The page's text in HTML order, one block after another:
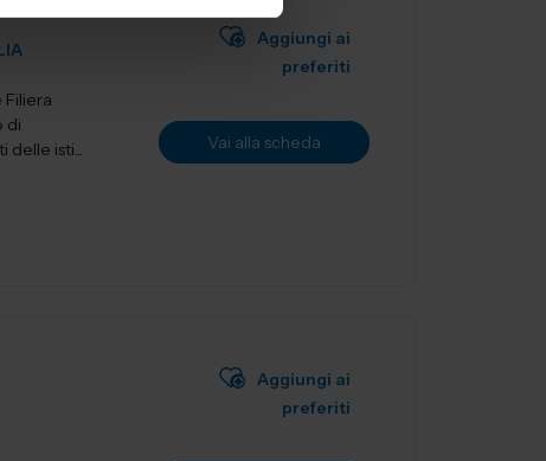
Filiera
di
delle isti...
Aggiungi ai
preferiti
Vai alla scheda
Aggiungi ai
preferiti